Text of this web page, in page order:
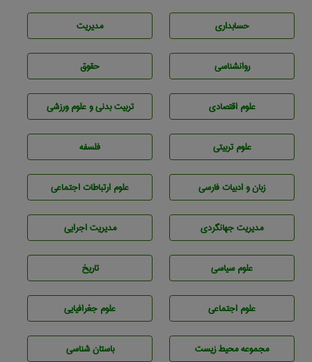
حسابداری مديريت
روانشناسی حقوق
علوم اقتصادی تربيت بدنی و علوم ورزشی
علوم تربيتی فلسفه
زبان و ادبيات فارسی علوم ارتباطات اجتماعی
مديريت جهانگردی مديريت اجرايی
علوم سياسی تاريخ
علوم اجتماعی علوم جغرافيايی
مجموعه محيط زيست باستان شناسی